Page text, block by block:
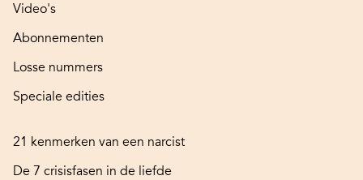
Video's
Abonnementen
Losse nummers
Speciale edities
21 kenmerken van een narcist
De 7 crisisfasen in de liefde